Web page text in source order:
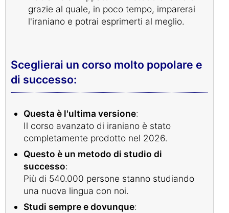
grazie al quale, in poco tempo, imparerai
l'iraniano e potrai esprimerti al meglio.
Sceglierai un corso molto popolare e
di successo:
Questa è l'ultima versione:
Il corso avanzato di iraniano è stato
completamente prodotto nel 2026.
Questo è un metodo di studio di
successo:
Più di 540.000 persone stanno studiando
una nuova lingua con noi.
Studi sempre e dovunque: